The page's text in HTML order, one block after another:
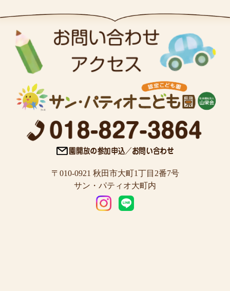
〒010-0921 秋田市大町1丁目2番7号
サン・パティオ大町内